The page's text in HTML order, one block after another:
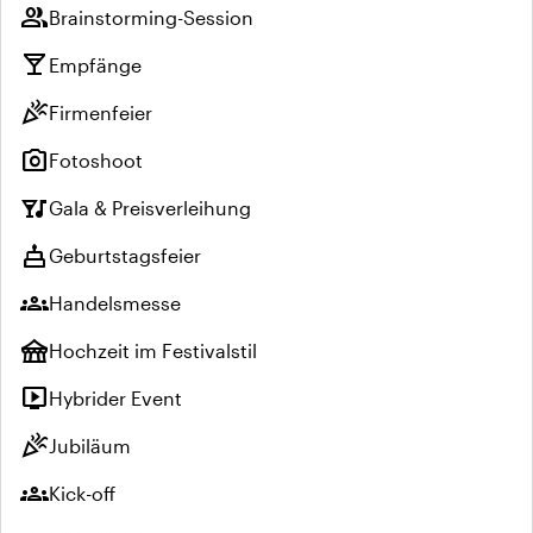
groupBrainstorming-Session
local_bar Empfänge
celebrationFirmenfeier
photo_cameraFotoshoot
nightlifeGala & Preisverleihung
cakeGeburtstagsfeier
groupsHandelsmesse
festivalHochzeit im Festivalstil
live_tvHybrider Event
celebrationJubiläum
groupsKick-off